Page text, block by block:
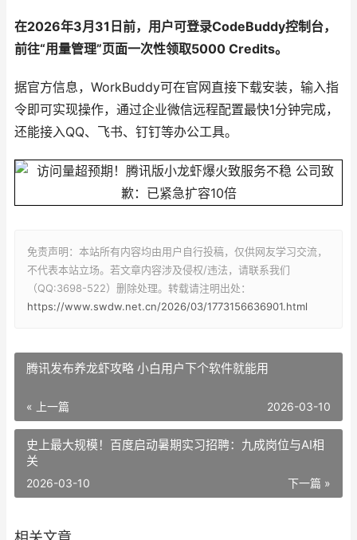
在2026年3月31日前，用户可登录CodeBuddy控制台，
前往“用量管理”页面一次性领取5000 Credits。
据官方信息，WorkBuddy可在官网直接下载安装，输入指
令即可实现操作，通过企业微信远程配置最快1分钟完成，
还能接入QQ、飞书、钉钉等办公工具。
免责声明：本站所有内容均由用户自行投稿，仅供网友学习交流，
不代表本站立场。若文章内容涉及侵权/违法，请联系我们
（QQ:3698-522）删除处理。转载请注明出处：
https://www.swdw.net.cn/2026/03/1773156636901.html
腾讯发布养龙虾攻略 小白用户下个软件就能用
« 上一篇 2026-03-10
史上最大规模！百度启动暑期实习招聘：九成岗位与AI相
关
下一篇 »
2026-03-10